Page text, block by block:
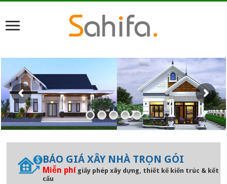
BÁO GIÁ XÂY NHÀ TRỌN GÓI
Miễn phí giấy phép xây dựng, thiết kế kiến trúc & kết
cấu